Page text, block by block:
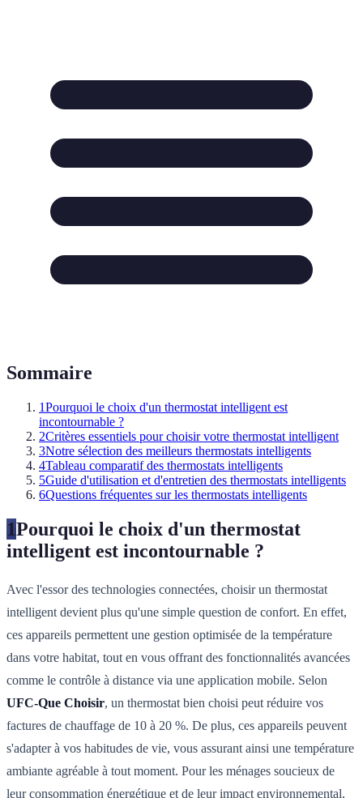
Sommaire
1Pourquoi le choix d'un thermostat intelligent est
incontournable ?
2Critères essentiels pour choisir votre thermostat intelligent
3Notre sélection des meilleurs thermostats intelligents
4Tableau comparatif des thermostats intelligents
5Guide d'utilisation et d'entretien des thermostats intelligents
6Questions fréquentes sur les thermostats intelligents
1Pourquoi le choix d'un thermostat
intelligent est incontournable ?
Avec l'essor des technologies connectées, choisir un thermostat
intelligent devient plus qu'une simple question de confort. En effet,
ces appareils permettent une gestion optimisée de la température
dans votre habitat, tout en vous offrant des fonctionnalités avancées
comme le contrôle à distance via une application mobile. Selon
UFC-Que Choisir, un thermostat bien choisi peut réduire vos
factures de chauffage de 10 à 20 %. De plus, ces appareils peuvent
s'adapter à vos habitudes de vie, vous assurant ainsi une température
ambiante agréable à tout moment. Pour les ménages soucieux de
leur consommation énergétique et de leur impact environnemental,